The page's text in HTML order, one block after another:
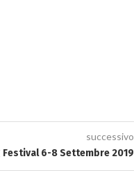
successivo
Festival 6-8 Settembre 2019